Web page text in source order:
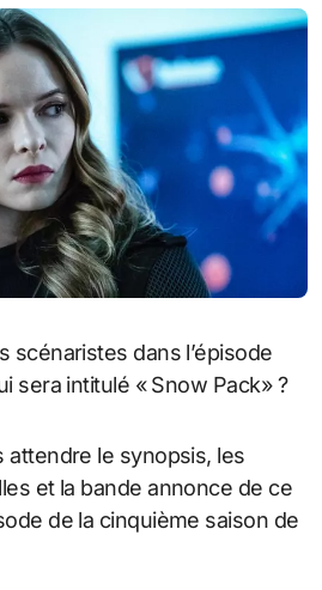
scénaristes dans l’épisode
sera intitulé « Snow Pack» ?
attendre le synopsis, les
et la bande annonce de ce
de la cinquième saison de